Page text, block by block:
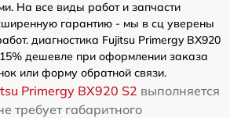
На все виды работ и запчасти
гарантию - мы в сц уверены
диагностика Fujitsu Primergy BX920
15% дешевле при оформлении заказа
или форму обратной связи.
Primergy BX920 S2 выполняется
требует габаритного